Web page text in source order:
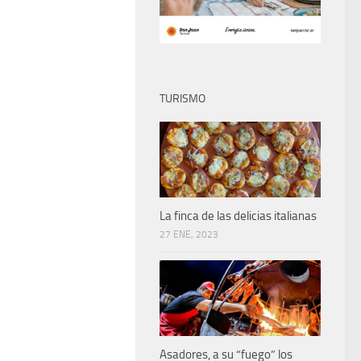
TURISMO
La finca de las delicias italianas
27 ENE, 2023
Asadores, a su “fuego” los